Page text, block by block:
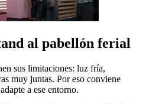
al pabellón ferial
sus limitaciones: luz fría,
muy juntas. Por eso conviene
a ese entorno.